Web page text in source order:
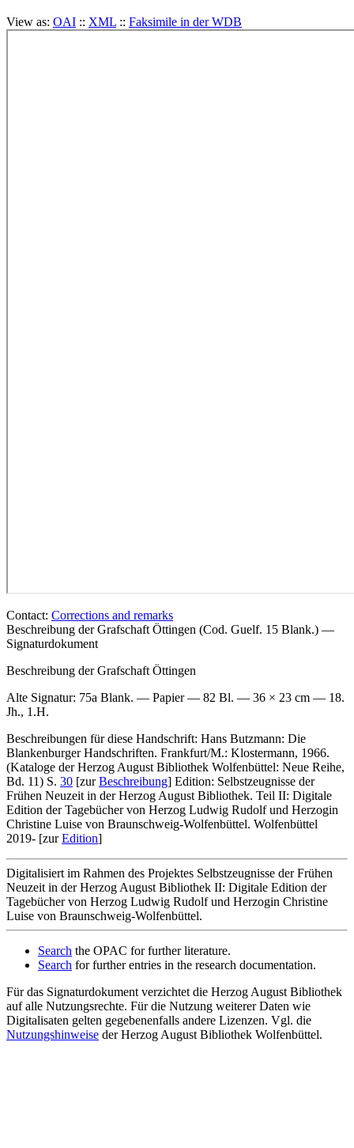
View as: OAI :: XML :: Faksimile in der WDB
Contact: Corrections and remarks
Beschreibung der Grafschaft Öttingen (Cod. Guelf. 15 Blank.) —
Signaturdokument
Beschreibung der Grafschaft Öttingen
Alte Signatur: 75a Blank. — Papier — 82 Bl. — 36 × 23 cm — 18.
Jh., 1.H.
Beschreibungen für diese Handschrift: Hans Butzmann: Die
Blankenburger Handschriften. Frankfurt/M.: Klostermann, 1966.
(Kataloge der Herzog August Bibliothek Wolfenbüttel: Neue Reihe,
Bd. 11) S. 30 [zurBeschreibung] Edition: Selbstzeugnisse der
Frühen Neuzeit in der Herzog August Bibliothek. Teil II: Digitale
Edition der Tagebücher von Herzog Ludwig Rudolf und Herzogin
Christine Luise von Braunschweig-Wolfenbüttel. Wolfenbüttel
2019- [zurEdition]
Digitalisiert im Rahmen des Projektes Selbstzeugnisse der Frühen
Neuzeit in der Herzog August Bibliothek II: Digitale Edition der
Tagebücher von Herzog Ludwig Rudolf und Herzogin Christine
Luise von Braunschweig-Wolfenbüttel.
Search the OPAC for further literature.
Search for further entries in the research documentation.
Für das Signaturdokument verzichtet die Herzog August Bibliothek
auf alle Nutzungsrechte. Für die Nutzung weiterer Daten wie
Digitalisaten gelten gegebenenfalls andere Lizenzen. Vgl. die
Nutzungshinweise der Herzog August Bibliothek Wolfenbüttel.